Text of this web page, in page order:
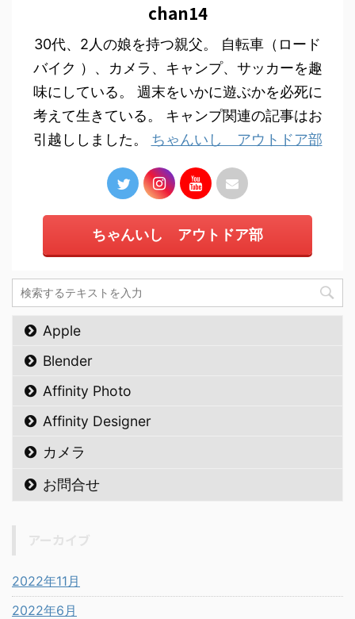
chan14
30代、2人の娘を持つ親父。 自転車（ロード
バイク ）、カメラ、キャンプ、サッカーを趣
味にしている。 週末をいかに遊ぶかを必死に
考えて生きている。 キャンプ関連の記事はお
引越ししました。 ちゃんいし アウトドア部
ちゃんいし アウトドア部
Apple
Blender
Affinity Photo
Affinity Designer
カメラ
お問合せ
2022年11月
2022年6月